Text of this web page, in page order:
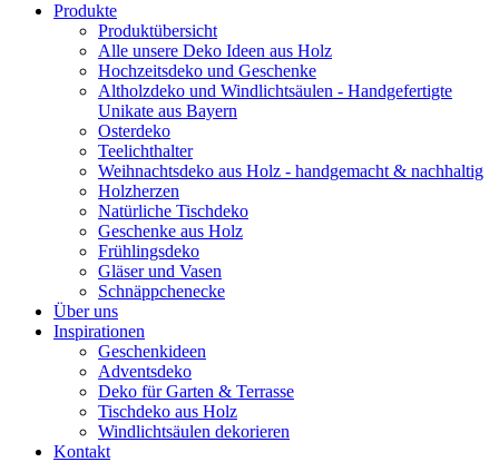
Produkte
Produktübersicht
Alle unsere Deko Ideen aus Holz
Hochzeitsdeko und Geschenke
Altholzdeko und Windlichtsäulen - Handgefertigte
Unikate aus Bayern
Osterdeko
Teelichthalter
Weihnachts­deko aus Holz - handgemacht & nachhaltig
Holzherzen
Natürliche Tischdeko
Geschenke aus Holz
Frühlingsdeko
Gläser und Vasen
Schnäppchenecke
Über uns
Inspirationen
Geschenkideen
Adventsdeko
Deko für Garten & Terrasse
Tischdeko aus Holz
Windlichtsäulen dekorieren
Kontakt